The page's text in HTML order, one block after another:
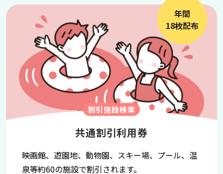
年間
18枚配布
割引施設検索
共通割引利用券
映画館、遊園地、動物園、スキー場、プール、温
泉等約60の施設で割引されます。